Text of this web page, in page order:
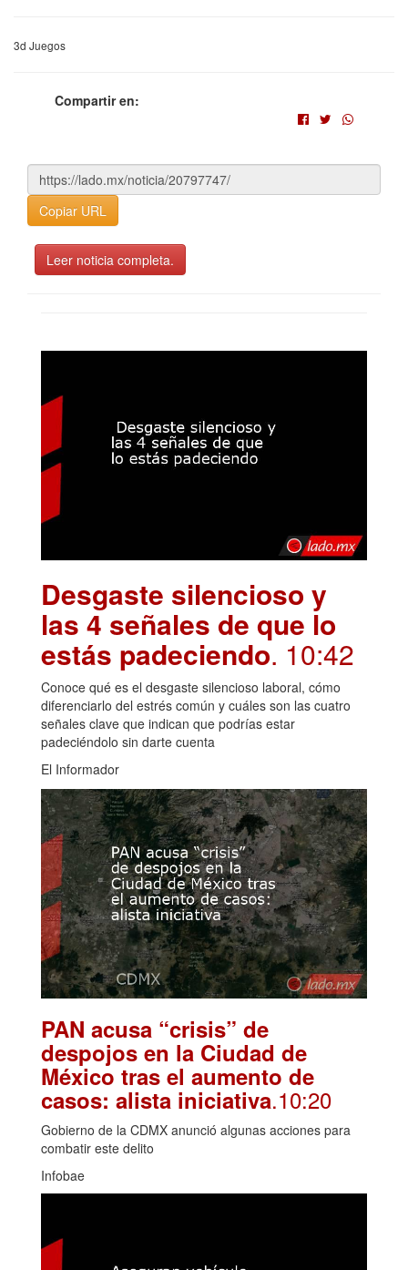
3d Juegos
Compartir en:
Copiar URL
Leer noticia completa.
Desgaste silencioso y
las 4 señales de que lo
estás padeciendo. 10:42
Conoce qué es el desgaste silencioso laboral, cómo
diferenciarlo del estrés común y cuáles son las cuatro
señales clave que indican que podrías estar
padeciéndolo sin darte cuenta
El Informador
PAN acusa “crisis” de
despojos en la Ciudad de
México tras el aumento de
casos: alista iniciativa.10:20
Gobierno de la CDMX anunció algunas acciones para
combatir este delito
Infobae